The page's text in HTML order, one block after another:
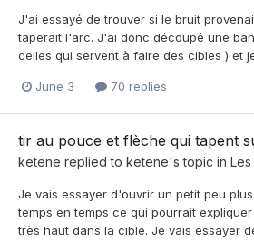
J'ai essayé de trouver si le bruit
taperait l'arc. J'ai donc découpé une
celles qui servent à faire des cibles ) et
June 3 70 replies
tir au pouce et flèche qui tapent
ketene replied to ketene's topic in
Je vais essayer d'ouvrir un petit peu
temps en temps ce qui pourrait
très haut dans la cible. Je vais essayer